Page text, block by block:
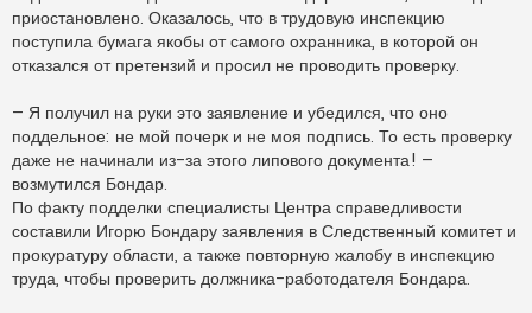
приостановлено. Оказалось, что в трудовую инспекцию
поступила бумага якобы от самого охранника, в которой он
отказался от претензий и просил не проводить проверку.
– Я получил на руки это заявление и убедился, что оно
поддельное: не мой почерк и не моя подпись. То есть проверку
даже не начинали из-за этого липового документа! –
возмутился Бондар.
По факту подделки специалисты Центра справедливости
составили Игорю Бондару заявления в Следственный комитет и
прокуратуру области, а также повторную жалобу в инспекцию
труда, чтобы проверить должника-работодателя Бондара.